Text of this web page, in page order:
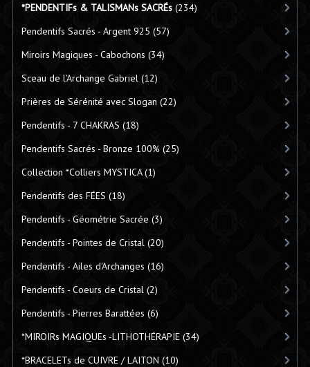
*PENDENTIFs & TALISMANs SACRÉs(234)
Pendentifs Sacrés - Argent 925 (57)
Miroirs Magiques - Cabochons (34)
Sceau de l'Archange Gabriel(12)
Prières de Sérénité avec Slogan (22)
Pendentifs - 7 CHAKRAS (18)
Pendentifs Sacrés - Bronze 100% (25)
Collection *Colliers MYSTICA(1)
Pendentifs des FÉES (18)
Pendentifs - Géométrie Sacrée (3)
Pendentifs - Pointes de Cristal(20)
Pendentifs - Ailes d'Archanges (16)
Pendentifs - Coeurs de Cristal(2)
Pendentifs - Pierres Barattées (6)
*MIROIRs MAGIQUEs -LITHOTHÉRAPIE(34)
*BRACELETs de CUIVRE / LAITON (10)